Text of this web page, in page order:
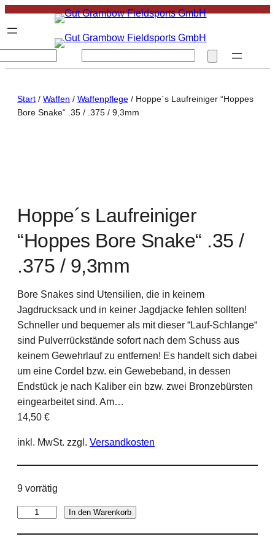
e
r
c
Start / Waffen / Waffenpflege / Hoppe´s Laufreiniger “Hoppes
Bore Snake“ .35 / .375 / 9,3mm
Hoppe´s Laufreiniger
“Hoppes Bore Snake“ .35 /
.375 / 9,3mm
Bore Snakes sind Utensilien, die in keinem
Jagdrucksack und in keiner Jagdjacke fehlen sollten!
Schneller und bequemer als mit dieser “Lauf-Schlange“
sind Pulverrückstände sofort nach dem Schuss aus
keinem Gewehrlauf zu entfernen! Es handelt sich dabei
um eine Cordel bzw. ein Gewebeband, in dessen
Endstück je nach Kaliber ein bzw. zwei Bronzebürsten
eingearbeitet sind. Am…
14,50 €
inkl. MwSt. zzgl. Versandkosten
9 vorrätig
In den Warenkorb